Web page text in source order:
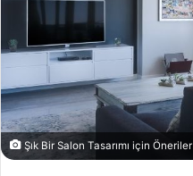
Şık Bir Salon Tasarımı için Öneriler